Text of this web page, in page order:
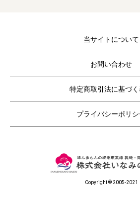
毎年大好評をいただいてる梅企画です。
ご家庭用の紀州南高梅がお得にお買い求
さらに今回もキャンペーン期間中にお
様全員に「梅エキス飴」をプレゼントし
年末年始期間中の営業日の営業のお知ら
平素は格別のご高配を賜り厚く御礼申し
当サイトについて
お問い合わせ
特定商取引法に基づ
プライバシーポリシ
Copyright © 2005-2021